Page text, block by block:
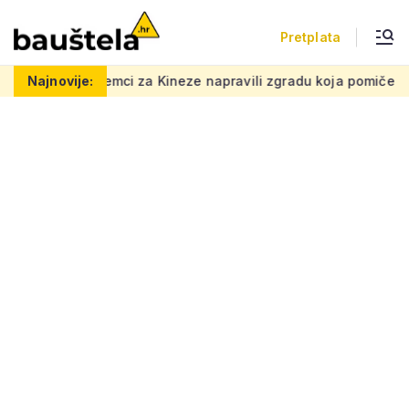
Pretplata
Najnovije:
napravili zgradu koja pomiče granice, boje i oblici pršte